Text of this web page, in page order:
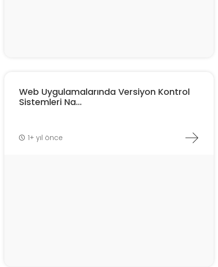
Web Uygulamalarında Versiyon Kontrol
Sistemleri Na...
1+ yıl önce